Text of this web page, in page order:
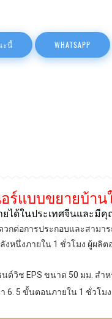
ะนี้ WHATSAPP
แบบขยายบ้าน
ได้ในประเทศจีนและมี
วกต่อการประกอบและสามา
หนึ่งภายใน 1 ชั่วโมง ผู้ผลิ
นด์วิช EPS ขนาด 50 มม. สำ
6. 5 ขั้นตอนภายใน 1 ชั่วโม